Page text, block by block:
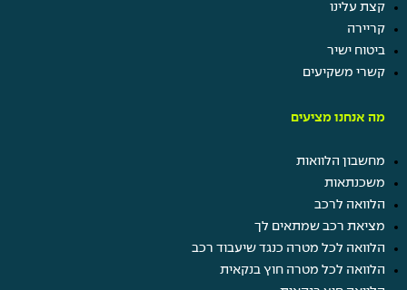
קצת עלינו
קריירה
ביטוח ישיר
קשרי משקיעים
מה אנחנו מציעים
מחשבון הלוואות
משכנתאות
הלוואה לרכב
מציאת רכב שמתאים לך
הלוואה לכל מטרה כנגד שיעבוד רכב
הלוואה לכל מטרה חוץ בנקאית